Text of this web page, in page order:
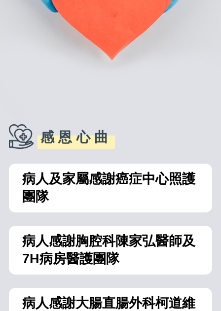
感恩心曲
病人及家屬感謝癌症中心照護
團隊
病人感謝胸腔科陳家弘醫師及
7H病房醫護團隊
病人感謝大腸直腸外科柯道維